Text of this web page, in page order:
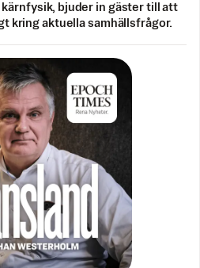
bjuder in gäster till att
kring aktuella samhällsfrågor.